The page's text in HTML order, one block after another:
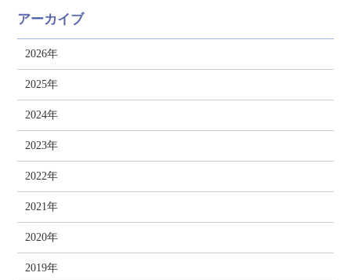
アーカイブ
2026年
2025年
2024年
2023年
2022年
2021年
2020年
2019年